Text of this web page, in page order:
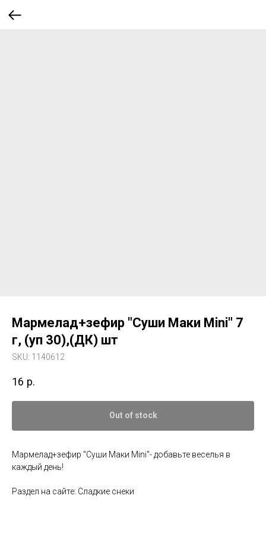
Мармелад+зефир "Суши Маки Mini" 7
г, (уп 30),(ДК) шт
SKU: 1140612
16 р.
Out of stock
Мармелад+зефир "Суши Маки Mini"- добавьте веселья в
каждый день!
Раздел на сайте: Сладкие снеки